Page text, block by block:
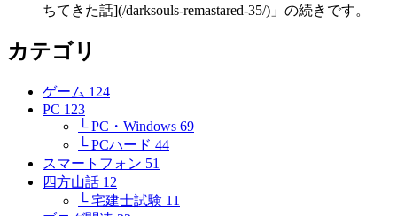
ちてきた話](/darksouls-remastared-35/)」の続きです。
カテゴリ
ゲーム 124
PC 123
└ PC・Windows 69
└ PCハード 44
スマートフォン 51
四方山話 12
└ 宅建士試験 11